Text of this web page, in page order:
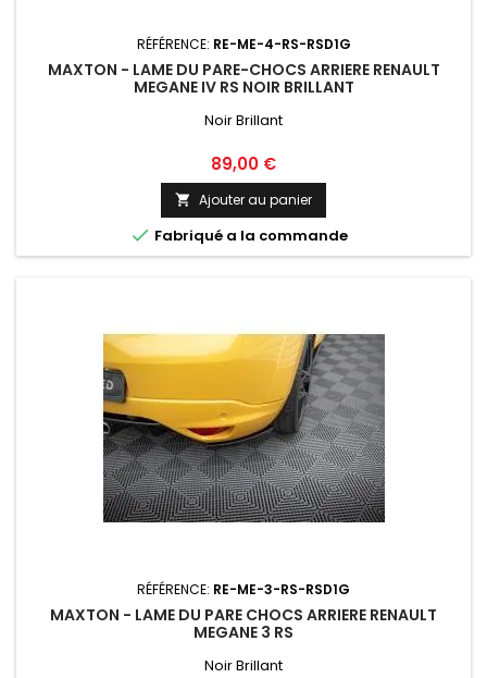
RÉFÉRENCE: RE-ME-4-RS-RSD1G
MAXTON - LAME DU PARE-CHOCS ARRIERE RENAULT
MEGANE IV RS NOIR BRILLANT
Noir Brillant
Prix
89,00 €
 Ajouter au panier
 Fabriqué a la commande
RÉFÉRENCE: RE-ME-3-RS-RSD1G
MAXTON - LAME DU PARE CHOCS ARRIERE RENAULT
MEGANE 3 RS
Noir Brillant